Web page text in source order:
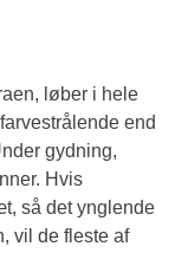
løber i hele
end
gydning,
Hvis
så det ynglende
vil de fleste af